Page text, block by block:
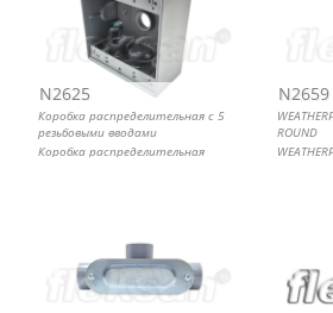
N2625
Коробка распределительная с 5
резьбовыми вводами
Коробка распределительная
N2659
ROUND